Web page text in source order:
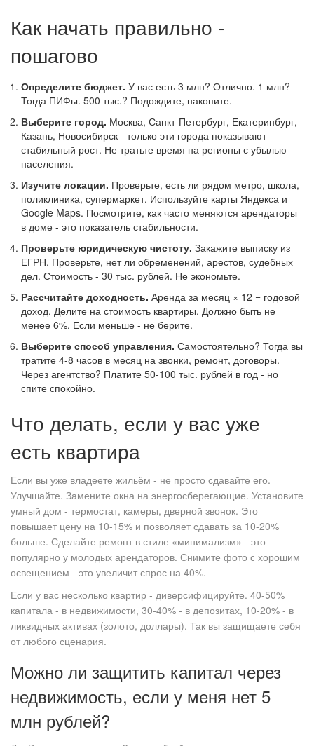
Как начать правильно -
пошагово
Определите бюджет. У вас есть 3 млн? Отлично. 1 млн?
Тогда ПИФы. 500 тыс.? Подождите, накопите.
Выберите город. Москва, Санкт-Петербург, Екатеринбург,
Казань, Новосибирск - только эти города показывают
стабильный рост. Не тратьте время на регионы с убылью
населения.
Изучите локации. Проверьте, есть ли рядом метро, школа,
поликлиника, супермаркет. Используйте карты Яндекса и
Google Maps. Посмотрите, как часто меняются арендаторы
в доме - это показатель стабильности.
Проверьте юридическую чистоту. Закажите выписку из
ЕГРН. Проверьте, нет ли обременений, арестов, судебных
дел. Стоимость - 30 тыс. рублей. Не экономьте.
Рассчитайте доходность. Аренда за месяц × 12 = годовой
доход. Делите на стоимость квартиры. Должно быть не
менее 6%. Если меньше - не берите.
Выберите способ управления. Самостоятельно? Тогда вы
тратите 4-8 часов в месяц на звонки, ремонт, договоры.
Через агентство? Платите 50-100 тыс. рублей в год - но
спите спокойно.
Что делать, если у вас уже
есть квартира
Если вы уже владеете жильём - не просто сдавайте его.
Улучшайте. Замените окна на энергосберегающие. Установите
умный дом - термостат, камеры, дверной звонок. Это
повышает цену на 10-15% и позволяет сдавать за 10-20%
больше. Сделайте ремонт в стиле «минимализм» - это
популярно у молодых арендаторов. Снимите фото с хорошим
освещением - это увеличит спрос на 40%.
Если у вас несколько квартир - диверсифицируйте. 40-50%
капитала - в недвижимости, 30-40% - в депозитах, 10-20% - в
ликвидных активах (золото, доллары). Так вы защищаете себя
от любого сценария.
Можно ли защитить капитал через
недвижимость, если у меня нет 5
млн рублей?